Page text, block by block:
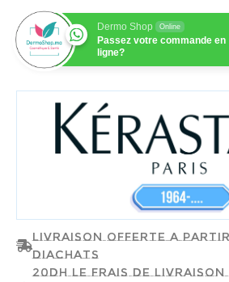
Dermo Shop Online
Passez votre commande en
ligne?
KÈRASTASE
Livraison offerte a partir
d'achats
20dh le frais de livraison